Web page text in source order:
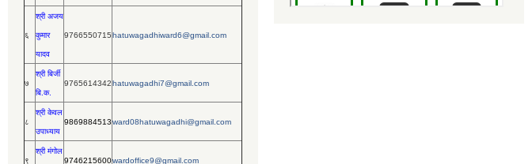
६
श्री अजय
कुमार
यादव
9766550715hatuwagadhiward6@gmail.com
७
श्री बिर्जी
बि.क.
9765614342hatuwagadhi7@gmail.com
८
श्री केवल
उपाध्याय
9869884513ward08hatuwagadhi@gmail.com
९
श्री मंगोल
9746215600wardoffice9@gmail.com